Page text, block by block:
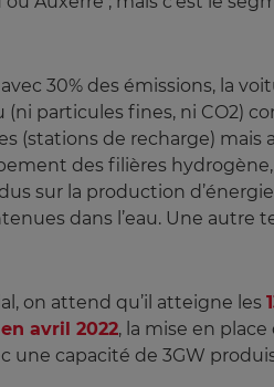
30% des émissions, la
(ni particules fines, ni CO2)
(stations de recharge)
des filières
sur la production
dans l’eau. Une autre
on attend qu’il atteigne les
avril 2022, la mise en
capacité de 3GW